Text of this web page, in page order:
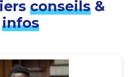
conseils&
infos